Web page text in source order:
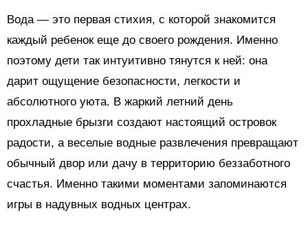
Вода — это первая стихия, с которой знакомится
каждый ребенок еще до своего рождения. Именно
поэтому дети так интуитивно тянутся к ней: она
дарит ощущение безопасности, легкости и
абсолютного уюта. В жаркий летний день
прохладные брызги создают настоящий островок
радости, а веселые водные развлечения превращают
обычный двор или дачу в территорию беззаботного
счастья. Именно такими моментами запоминаются
игры в надувных водных центрах.